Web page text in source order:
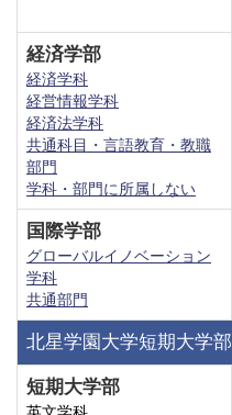
経済学部
経済学科
経営情報学科
経済法学科
共通科目・言語教育・教職
部門
学科・部門に所属しない
国際学部
グローバルイノベーション
学科
共通部門
北星学園大学短期大学部
短期大学部